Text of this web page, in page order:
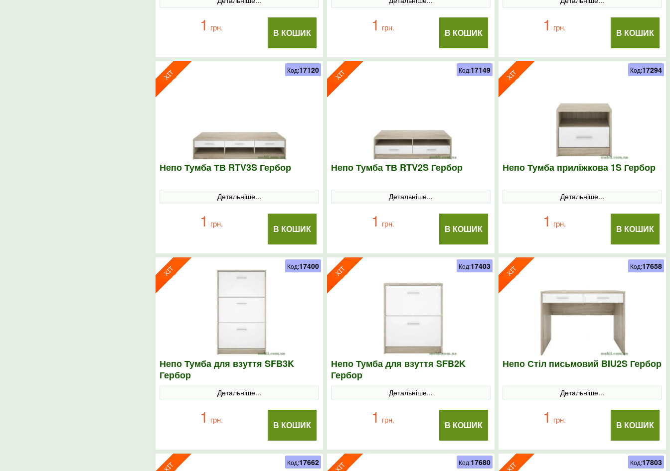
В КОШИК
1 грн.
В КОШИК
1 грн.
В КОШИК
1 грн.
Непо Тумба ТВ RTV3S Гербор
Детальніше...
В КОШИК
1 грн.
Код:17120
Непо Тумба ТВ RTV2S Гербор
Детальніше...
В КОШИК
1 грн.
Код:17149
Непо Тумба приліжкова 1S Гербор
Детальніше...
В КОШИК
1 грн.
Код:17294
Непо Тумба для взуття SFB3K
Гербор
Детальніше...
В КОШИК
1 грн.
Код:17400
Непо Тумба для взуття SFB2K
Гербор
Детальніше...
В КОШИК
1 грн.
Код:17403
Непо Стіл письмовий BIU2S Гербор
Детальніше...
В КОШИК
1 грн.
Код:17658
Код:17662 Код:17680 Код:17803